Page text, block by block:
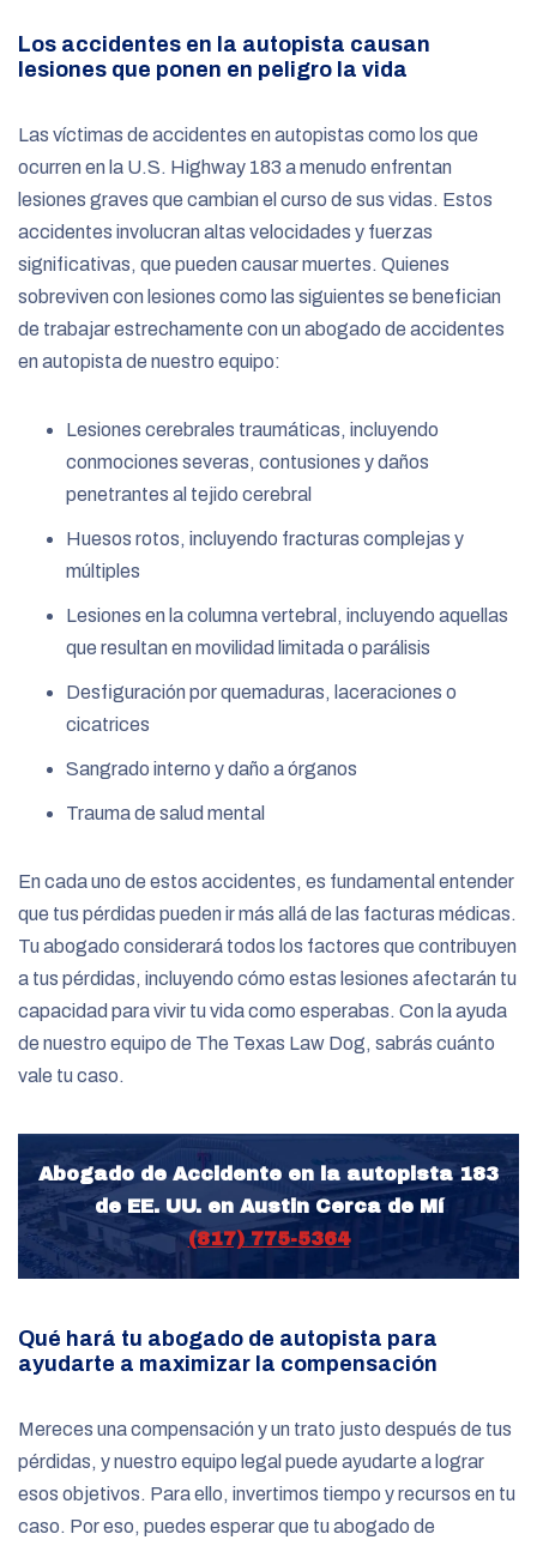
Los accidentes en la autopista causan
lesiones que ponen en peligro la vida
Las víctimas de accidentes en autopistas como los que
ocurren en la U.S. Highway 183 a menudo enfrentan
lesiones graves que cambian el curso de sus vidas. Estos
accidentes involucran altas velocidades y fuerzas
significativas, que pueden causar muertes. Quienes
sobreviven con lesiones como las siguientes se benefician
de trabajar estrechamente con un abogado de accidentes
en autopista de nuestro equipo:
Lesiones cerebrales traumáticas, incluyendo
conmociones severas, contusiones y daños
penetrantes al tejido cerebral
Huesos rotos, incluyendo fracturas complejas y
múltiples
Lesiones en la columna vertebral, incluyendo aquellas
que resultan en movilidad limitada o parálisis
Desfiguración por quemaduras, laceraciones o
cicatrices
Sangrado interno y daño a órganos
Trauma de salud mental
En cada uno de estos accidentes, es fundamental entender
que tus pérdidas pueden ir más allá de las facturas médicas.
Tu abogado considerará todos los factores que contribuyen
a tus pérdidas, incluyendo cómo estas lesiones afectarán tu
capacidad para vivir tu vida como esperabas. Con la ayuda
de nuestro equipo de The Texas Law Dog, sabrás cuánto
vale tu caso.
Abogado de Accidente en la autopista 183
de EE. UU. en Austin Cerca de Mí
(817) 775-5364
Qué hará tu abogado de autopista para
ayudarte a maximizar la compensación
Mereces una compensación y un trato justo después de tus
pérdidas, y nuestro equipo legal puede ayudarte a lograr
esos objetivos. Para ello, invertimos tiempo y recursos en tu
caso. Por eso, puedes esperar que tu abogado de